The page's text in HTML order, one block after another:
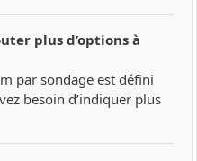
plus d’options à
par sondage est défini
besoin d’indiquer plus